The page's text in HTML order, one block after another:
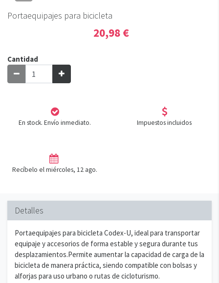
Portaequipajes para bicicleta
20,98 €
Cantidad
En stock. Envío inmediato. Impuestos incluidos
Recíbelo el miércoles, 12 ago.
Detalles
Portaequipajes para bicicleta Codex-U, ideal para transportar
equipaje y accesorios de forma estable y segura durante tus
desplazamientos.Permite aumentar la capacidad de carga de la
bicicleta de manera práctica, siendo compatible con bolsas y
alforjas para uso urbano o rutas de cicloturismo.